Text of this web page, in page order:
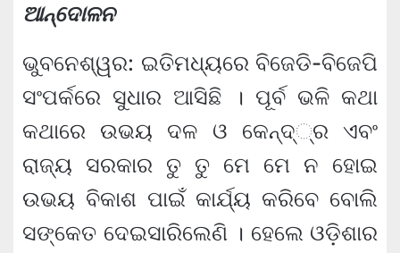
ଆନ୍ଦୋଳନ
ଭୁବନେଶ୍ୱର: ଇତିମଧ୍ୟରେ ବିଜେଡି-ବିଜେପି
ସଂପର୍କରେ ସୁଧାର ଆସିଛି । ପୂର୍ବ ଭଳି କଥା
କଥାରେ ଉଭୟ ଦଳ ଓ କେନ୍ଦ୍‍୍ର ଏବଂ
ରାଜ୍ୟ ସରକାର ତୁ ତୁ ମେ ମେ ନ ହୋଇ
ଉଭୟ ବିକାଶ ପାଇଁ କାର୍ଯ୍ୟ କରିବେ ବୋଲି
ସଙ୍କେତ ଦେଇସାରିଲେଣି । ହେଲେ ଓଡ଼ିଶାର